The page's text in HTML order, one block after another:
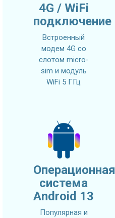
4G / WiFi
подключение
Встроенный
модем 4G со
слотом micro-
sim и модуль
WiFi 5 ГГц
Операционная
система
Android 13
Популярная и